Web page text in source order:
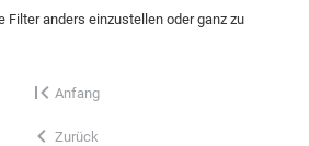
Filter anders einzustellen oder ganz zu
Anfang
Zurück